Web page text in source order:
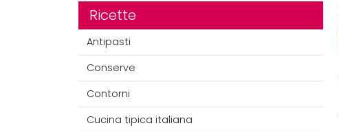
Ricette
Antipasti
Conserve
Contorni
Cucina tipica italiana